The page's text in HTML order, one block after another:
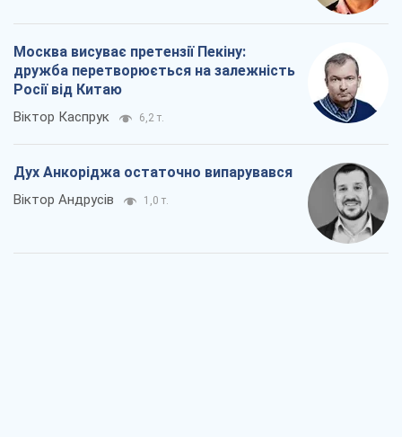
Москва висуває претензії Пекіну:
дружба перетворюється на залежність
Росії від Китаю
Віктор Каспрук 6,2 т.
Дух Анкоріджа остаточно випарувався
Віктор Андрусів 1,0 т.